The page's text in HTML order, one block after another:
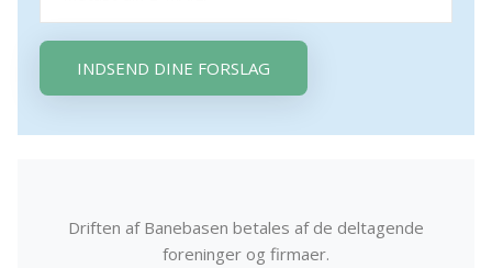
INDSEND DINE FORSLAG
Driften af Banebasen betales af de deltagende
foreninger og firmaer.